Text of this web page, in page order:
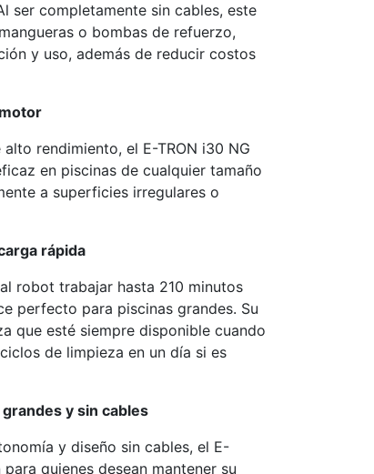
ser completamente sin cables, este
o bombas de refuerzo,
y uso, además de reducir costos
rendimiento, el E-TRON i30 NG
en piscinas de cualquier tamaño
a superficies irregulares o
rápida
robot trabajar hasta 210 minutos
perfecto para piscinas grandes. Su
que esté siempre disponible cuando
de limpieza en un día si es
y sin cables
y diseño sin cables, el E-
quienes desean mantener su